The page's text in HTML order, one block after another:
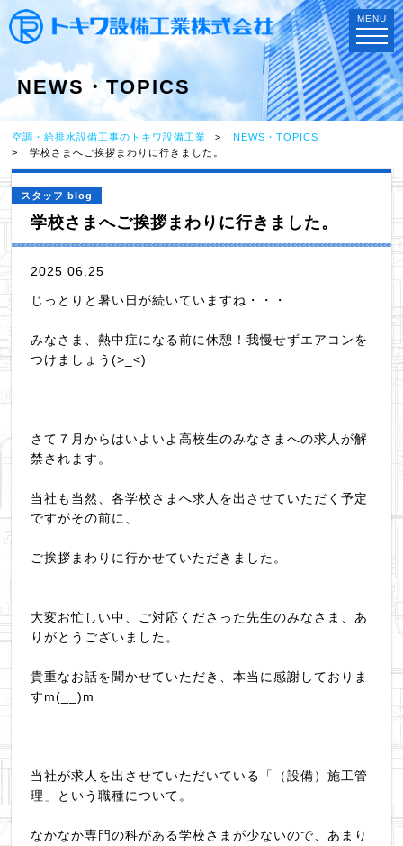
MENU
NEWS・TOPICS
空調・給排水設備工事のトキワ設備工業
NEWS・TOPICS
学校さまへご挨拶まわりに行きました。
スタッフ blog
学校さまへご挨拶まわりに行きました。
2025 06.25
じっとりと暑い日が続いていますね・・・
みなさま、熱中症になる前に休憩！我慢せずエアコンを
つけましょう(>_<)
さて７月からはいよいよ高校生のみなさまへの求人が解
禁されます。
当社も当然、各学校さまへ求人を出させていただく予定
ですがその前に、
ご挨拶まわりに行かせていただきました。
大変お忙しい中、ご対応くださった先生のみなさま、あ
りがとうございました。
貴重なお話を聞かせていただき、本当に感謝しておりま
すm(__)m
当社が求人を出させていただいている「（設備）施工管
理」という職種について。
なかなか専門の科がある学校さまが少ないので、あまり